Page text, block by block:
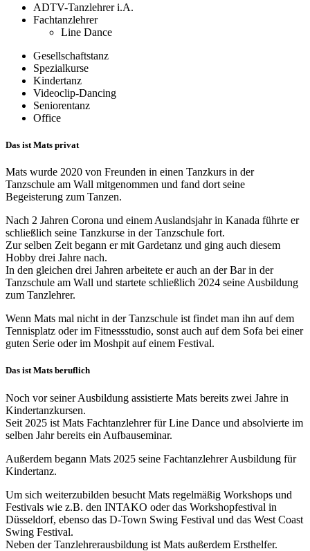
ADTV-Tanzlehrer i.A.
Fachtanzlehrer
Line Dance
Gesellschaftstanz
Spezialkurse
Kindertanz
Videoclip-Dancing
Seniorentanz
Office
Das ist Mats privat
Mats wurde 2020 von Freunden in einen Tanzkurs in der
Tanzschule am Wall mitgenommen und fand dort seine
Begeisterung zum Tanzen.
Nach 2 Jahren Corona und einem Auslandsjahr in Kanada führte er
schließlich seine Tanzkurse in der Tanzschule fort.
Zur selben Zeit begann er mit Gardetanz und ging auch diesem
Hobby drei Jahre nach.
In den gleichen drei Jahren arbeitete er auch an der Bar in der
Tanzschule am Wall und startete schließlich 2024 seine Ausbildung
zum Tanzlehrer.
Wenn Mats mal nicht in der Tanzschule ist findet man ihn auf dem
Tennisplatz oder im Fitnessstudio, sonst auch auf dem Sofa bei einer
guten Serie oder im Moshpit auf einem Festival.
Das ist Mats beruflich
Noch vor seiner Ausbildung assistierte Mats bereits zwei Jahre in
Kindertanzkursen.
Seit 2025 ist Mats Fachtanzlehrer für Line Dance und absolvierte im
selben Jahr bereits ein Aufbauseminar.
Außerdem begann Mats 2025 seine Fachtanzlehrer Ausbildung für
Kindertanz.
Um sich weiterzubilden besucht Mats regelmäßig Workshops und
Festivals wie z.B. den INTAKO oder das Workshopfestival in
Düsseldorf, ebenso das D-Town Swing Festival und das West Coast
Swing Festival.
Neben der Tanzlehrerausbildung ist Mats außerdem Ersthelfer.